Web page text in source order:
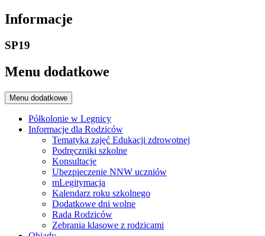
Informacje
SP19
Menu dodatkowe
Menu dodatkowe
Półkolonie w Legnicy
Informacje dla Rodziców
Tematyka zajęć Edukacji zdrowotnej
Podręczniki szkolne
Konsultacje
Ubezpieczenie NNW uczniów
mLegitymacja
Kalendarz roku szkolnego
Dodatkowe dni wolne
Rada Rodziców
Zebrania klasowe z rodzicami